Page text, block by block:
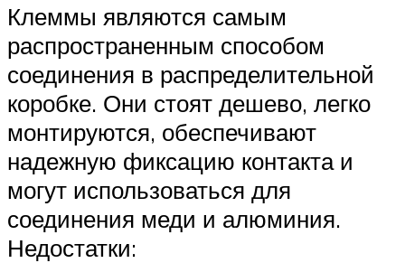
Клеммы являются самым
распространенным способом
соединения в распределительной
коробке. Они стоят дешево, легко
монтируются, обеспечивают
надежную фиксацию контакта и
могут использоваться для
соединения меди и алюминия.
Недостатки: